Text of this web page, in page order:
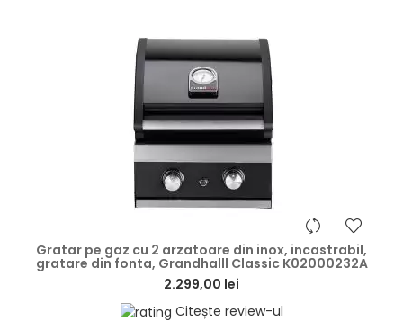
Gratar pe gaz cu 2 arzatoare din inox, incastrabil,
gratare din fonta, Grandhalll Classic K02000232A
2.299,00 lei
Citește review-ul